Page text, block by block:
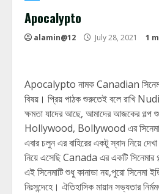
Apocalypto
alamin@12 July 28, 2021 1
Apocalypto নামক Canadian
বিষয়। প্রিয় পাঠক শুরুতেই বলে রাখি
ক্ষমতা যাদের আছে, আমাদের আজকের গল্প
Hollywood, Bollywood এর সিনেমা
এবার চলুন এর বাহিরের একটু স্বাদ নিয়ে
নিয়ে এসেছি Canada এর একটি
এই সিনেমাটি শুধু কানাডা নয়,পুরো সিনেমা
নিঃসন্দেহে। ঐতিহাসিক মায়ান সভ্যতার